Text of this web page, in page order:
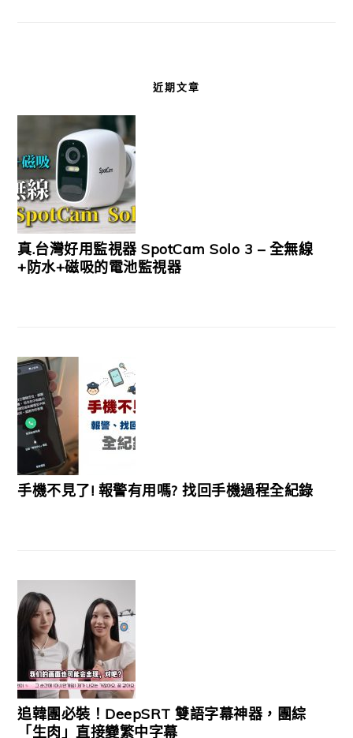
近期文章
真.台灣好用監視器 SpotCam Solo 3 – 全無線
+防水+磁吸的電池監視器
手機不見了! 報警有用嗎? 找回手機過程全紀錄
追韓團必裝！DeepSRT 雙語字幕神器，團綜
「生肉」直接變繁中字幕